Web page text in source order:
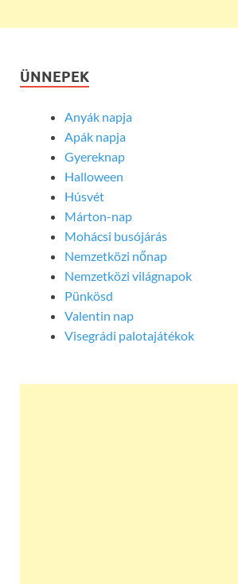
ÜNNEPEK
Anyák napja
Apák napja
Gyereknap
Halloween
Húsvét
Márton-nap
Mohácsi busójárás
Nemzetközi nőnap
Nemzetközi világnapok
Pünkösd
Valentin nap
Visegrádi palotajátékok